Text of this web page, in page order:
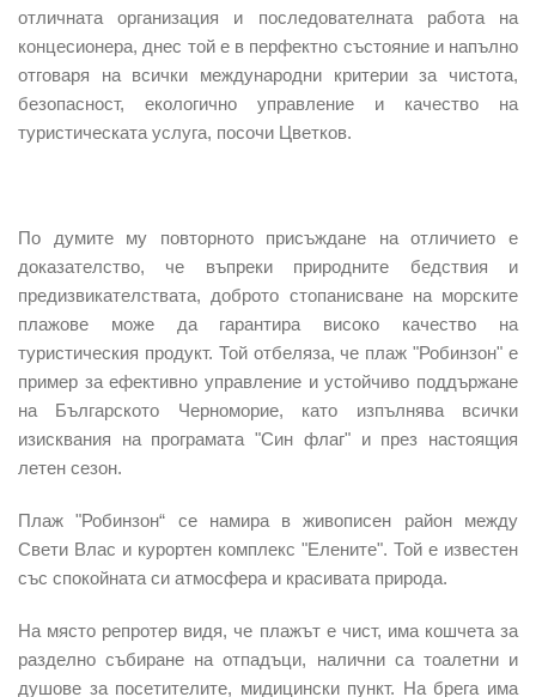
отличната организация и последователната работа на
концесионера, днес той е в перфектно състояние и напълно
отговаря на всички международни критерии за чистота,
безопасност, екологично управление и качество на
туристическата услуга, посочи Цветков.
По думите му повторното присъждане на отличието е
доказателство, че въпреки природните бедствия и
предизвикателствата, доброто стопанисване на морските
плажове може да гарантира високо качество на
туристическия продукт. Той отбеляза, че плаж "Робинзон" е
пример за ефективно управление и устойчиво поддържане
на Българското Черноморие, като изпълнява всички
изисквания на програмата "Син флаг" и през настоящия
летен сезон.
Плаж "Робинзон“ се намира в живописен район между
Свети Влас и курортен комплекс "Елените". Той е известен
със спокойната си атмосфера и красивата природа.
На място репротер видя, че плажът е чист, има кошчета за
разделно събиране на отпадъци, налични са тоалетни и
душове за посетителите, мидицински пункт. На брега има